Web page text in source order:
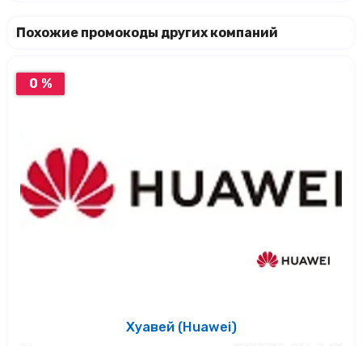
Похожие промокоды других компаний
0 %
Хуавей (Huawei)